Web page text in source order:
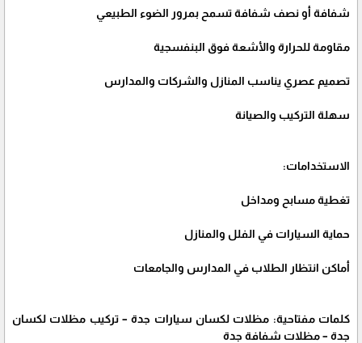
شفافة أو نصف شفافة تسمح بمرور الضوء الطبيعي
مقاومة للحرارة والأشعة فوق البنفسجية
تصميم عصري يناسب المنازل والشركات والمدارس
سهلة التركيب والصيانة
الاستخدامات:
تغطية مسابح ومداخل
حماية السيارات في الفلل والمنازل
أماكن انتظار الطلاب في المدارس والجامعات
كلمات مفتاحية: مظلات لكسان سيارات جدة – تركيب مظلات لكسان
جدة – مظلات شفافة جدة